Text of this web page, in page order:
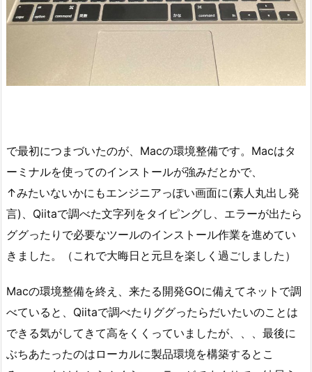
で最初につまづいたのが、Macの環境整備です。Macはタ
ーミナルを使ってのインストールが強みだとかで、
↑みたいないかにもエンジニアっぽい画面に(素人丸出し発
言)、Qiitaで調べた文字列をタイピングし、エラーが出たら
ググったりで必要なツールのインストール作業を進めてい
きました。（これで大晦日と元旦を楽しく過ごしました）
Macの環境整備を終え、来たる開発GOに備えてネットで調
べていると、Qiitaで調べたりググったらだいたいのことは
できる気がしてきて高をくくっていましたが、、、最後に
ぶちあたったのはローカルに製品環境を構築するとこ